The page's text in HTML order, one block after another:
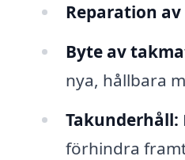
Reparation
Byte av
nya, hållbara
Takunderhåll:
förhindra